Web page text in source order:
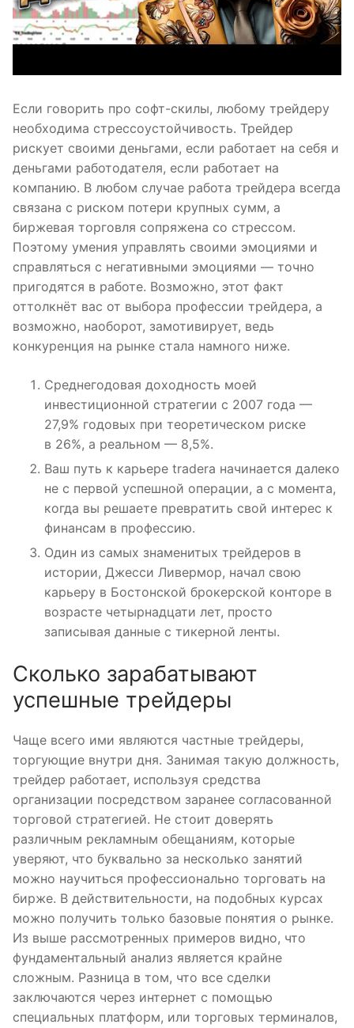
Если говорить про софт-скилы, любому трейдеру
необходима стрессоустойчивость. Трейдер
рискует своими деньгами, если работает на себя и
деньгами работодателя, если работает на
компанию. В любом случае работа трейдера всегда
связана с риском потери крупных сумм, а
биржевая торговля сопряжена со стрессом.
Поэтому умения управлять своими эмоциями и
справляться с негативными эмоциями — точно
пригодятся в работе. Возможно, этот факт
оттолкнёт вас от выбора профессии трейдера, а
возможно, наоборот, замотивирует, ведь
конкуренция на рынке стала намного ниже.
Среднегодовая доходность моей
инвестиционной стратегии с 2007 года —
27,9% годовых при теоретическом риске
в 26%, а реальном — 8,5%.
Ваш путь к карьере tradera начинается далеко
не с первой успешной операции, а с момента,
когда вы решаете превратить свой интерес к
финансам в профессию.
Один из самых знаменитых трейдеров в
истории, Джесси Ливермор, начал свою
карьеру в Бостонской брокерской конторе в
возрасте четырнадцати лет, просто
записывая данные с тикерной ленты.
Сколько зарабатывают
успешные трейдеры
Чаще всего ими являются частные трейдеры,
торгующие внутри дня. Занимая такую должность,
трейдер работает, используя средства
организации посредством заранее согласованной
торговой стратегией. Не стоит доверять
различным рекламным обещаниям, которые
уверяют, что буквально за несколько занятий
можно научиться профессионально торговать на
бирже. В действительности, на подобных курсах
можно получить только базовые понятия о рынке.
Из выше рассмотренных примеров видно, что
фундаментальный анализ является крайне
сложным. Разница в том, что все сделки
заключаются через интернет с помощью
специальных платформ, или торговых терминалов,